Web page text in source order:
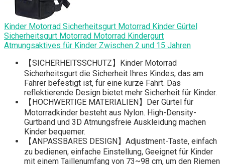
Kinder Motorrad Sicherheitsgurt Motorrad Kinder Gürtel
Sicherheitsgurt Motorrad Motorrad Kindergurt
Atmungsaktives für Kinder Zwischen 2 und 15 Jahren
【SICHERHEITSSCHUTZ】Kinder Motorrad
Sicherheitsgurt die Sicherheit Ihres Kindes, das am
Fahrer befestigt ist, für eine kurze Fahrt. Das
reflektierende Design bietet mehr Sicherheit für Kinder.
【HOCHWERTIGE MATERIALIEN】Der Gürtel für
Motorradkinder besteht aus Nylon. High-Density-
Gurtband und 3D Atmungsfreie Auskleidung machen
Kinder bequemer.
【ANPASSBARES DESIGN】Adjustment-Taste, einfach
zu bedienen, einfache Einstellung, Geeignet für Kinder
mit einem Taillenumfang von 73~98 cm, um den Riemen